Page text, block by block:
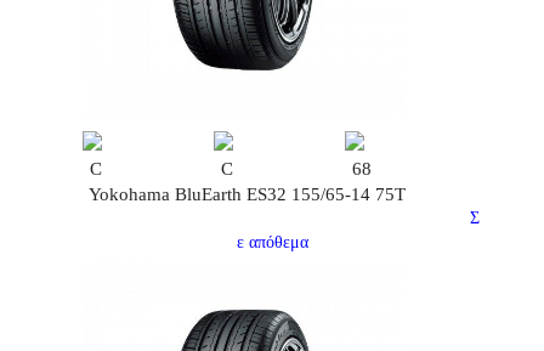
C C
68
Yokohama BluEarth ES32 155/65-14 75T
Σ
ε απόθεμα